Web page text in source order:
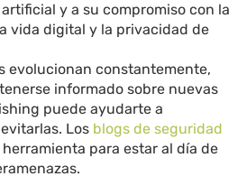
y a su compromiso con la
vida digital y la privacidad de
evolucionan constantemente,
informado sobre nuevas
puede ayudarte a
Los blogs de seguridad
para estar al día de